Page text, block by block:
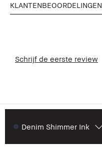
KLANTENBEOORDELINGEN
Schrijf de eerste review
Denim Shimmer Ink